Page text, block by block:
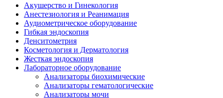
Акушерство и Гинекология
Анестезиология и Реанимация
Аудиометрическое оборудование
Гибкая эндоскопия
Денситометрия
Косметология и Дерматология
Жесткая эндоскопия
Лабораторное оборудование
Анализаторы биохимические
Анализаторы гематологические
Анализаторы мочи